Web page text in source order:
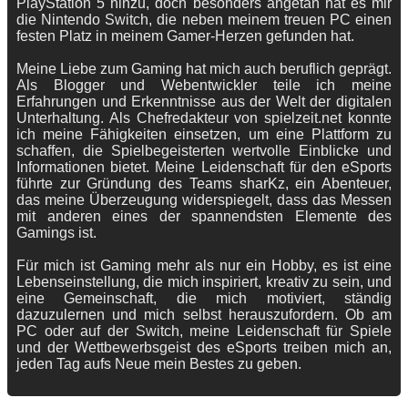
PlayStation 5 hinzu, doch besonders angetan hat es mir
die Nintendo Switch, die neben meinem treuen PC einen
festen Platz in meinem Gamer-Herzen gefunden hat.
Meine Liebe zum Gaming hat mich auch beruflich geprägt.
Als Blogger und Webentwickler teile ich meine
Erfahrungen und Erkenntnisse aus der Welt der digitalen
Unterhaltung. Als Chefredakteur von spielzeit.net konnte
ich meine Fähigkeiten einsetzen, um eine Plattform zu
schaffen, die Spielbegeisterten wertvolle Einblicke und
Informationen bietet. Meine Leidenschaft für den eSports
führte zur Gründung des Teams sharKz, ein Abenteuer,
das meine Überzeugung widerspiegelt, dass das Messen
mit anderen eines der spannendsten Elemente des
Gamings ist.
Für mich ist Gaming mehr als nur ein Hobby, es ist eine
Lebenseinstellung, die mich inspiriert, kreativ zu sein, und
eine Gemeinschaft, die mich motiviert, ständig
dazuzulernen und mich selbst herauszufordern. Ob am
PC oder auf der Switch, meine Leidenschaft für Spiele
und der Wettbewerbsgeist des eSports treiben mich an,
jeden Tag aufs Neue mein Bestes zu geben.